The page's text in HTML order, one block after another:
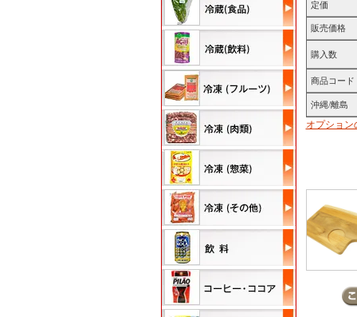
定価
販売価格
購入数
商品コード
沖縄/離島
オプション